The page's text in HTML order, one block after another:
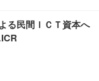
テレワーク 在宅
本メーカー)
る民間ＩＣＴ資本へ